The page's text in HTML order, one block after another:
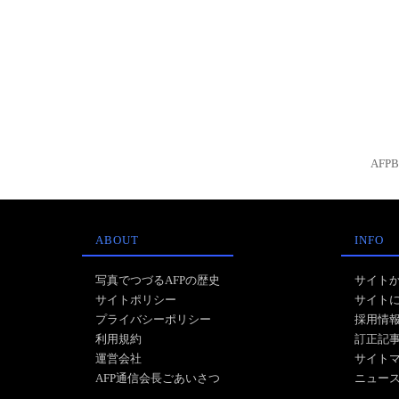
ABOUT
写真でつづるAFPの歴史
サイトポリシー
プライバシーポリシー
利用規約
運営会社
AFP通信会長ごあいさつ
INFO
サイト
サイト
採用情
訂正記
サイト
ニュー